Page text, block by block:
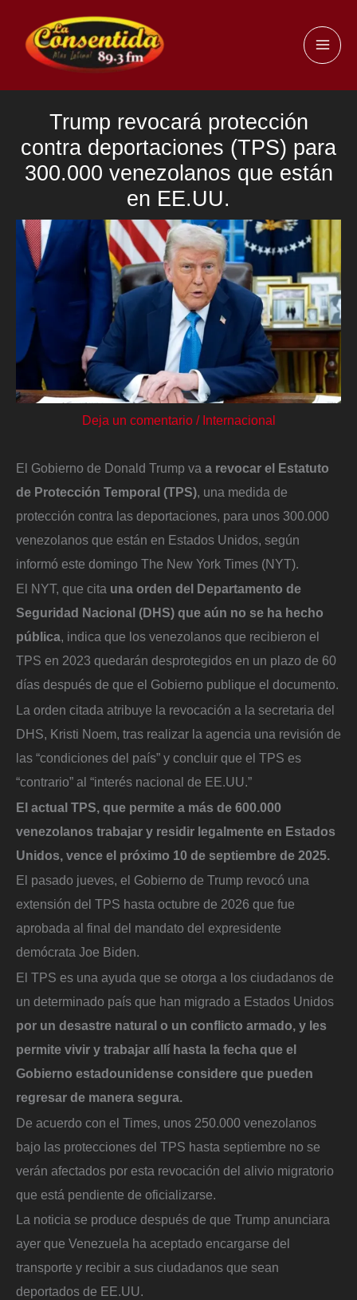
contenido
Trump revocará protección
contra deportaciones (TPS) para
300.000 venezolanos que están
en EE.UU.
Deja un comentario / Internacional
El Gobierno de Donald Trump va a revocar el Estatuto
de Protección Temporal (TPS), una medida de
protección contra las deportaciones, para unos 300.000
venezolanos que están en Estados Unidos, según
informó este domingo The New York Times (NYT).
El NYT, que cita una orden del Departamento de
Seguridad Nacional (DHS) que aún no se ha hecho
pública, indica que los venezolanos que recibieron el
TPS en 2023 quedarán desprotegidos en un plazo de 60
días después de que el Gobierno publique el documento.
La orden citada atribuye la revocación a la secretaria del
DHS, Kristi Noem, tras realizar la agencia una revisión de
las “condiciones del país” y concluir que el TPS es
“contrario” al “interés nacional de EE.UU.”
El actual TPS, que permite a más de 600.000
venezolanos trabajar y residir legalmente en Estados
Unidos, vence el próximo 10 de septiembre de 2025.
El pasado jueves, el Gobierno de Trump revocó una
extensión del TPS hasta octubre de 2026 que fue
aprobada al final del mandato del expresidente
demócrata Joe Biden.
El TPS es una ayuda que se otorga a los ciudadanos de
un determinado país que han migrado a Estados Unidos
por un desastre natural o un conflicto armado, y les
permite vivir y trabajar allí hasta la fecha que el
Gobierno estadounidense considere que pueden
regresar de manera segura.
De acuerdo con el Times, unos 250.000 venezolanos
bajo las protecciones del TPS hasta septiembre no se
verán afectados por esta revocación del alivio migratorio
que está pendiente de oficializarse.
La noticia se produce después de que Trump anunciara
ayer que Venezuela ha aceptado encargarse del
transporte y recibir a sus ciudadanos que sean
deportados de EE.UU.